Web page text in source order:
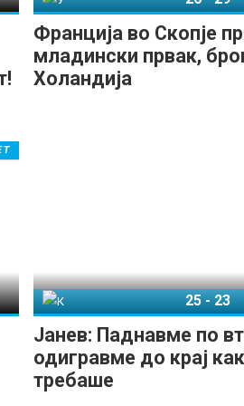
Франција во Скопје
младински првак,
Холандија
Јанев: Паднавме по
одигравме до крај
требаше
25-23